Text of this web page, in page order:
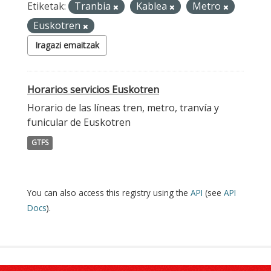
Etiketak: Tranbia Kablea
Metro
Euskotren
Iragazi emaitzak
Horarios servicios Euskotren
Horario de las líneas tren, metro, tranvía y
funicular de Euskotren
GTFS
You can also access this registry using the API (see API
Docs).